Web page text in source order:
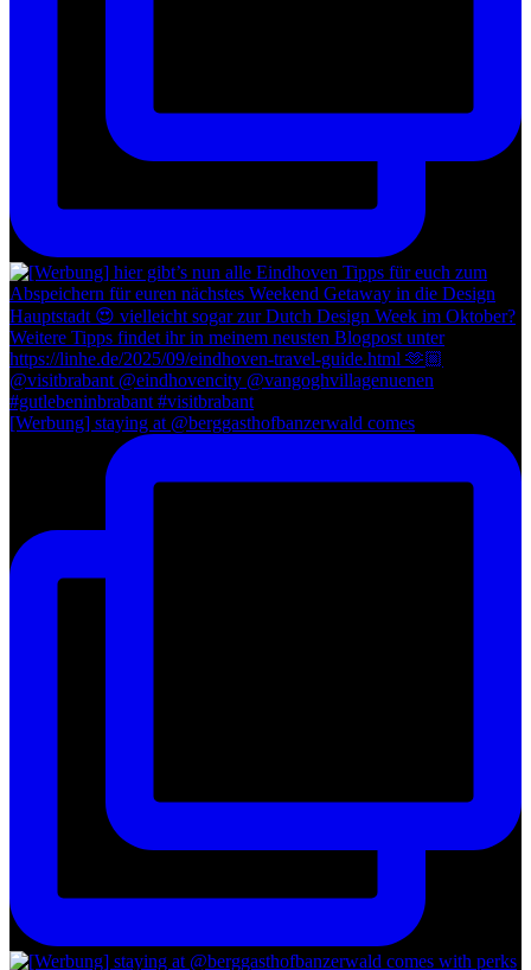
[Werbung] staying at @berggasthofbanzerwald comes